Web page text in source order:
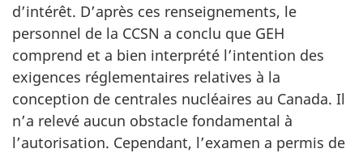
d’intérêt. D’après ces renseignements, le
personnel de la CCSN a conclu que GEH
comprend et a bien interprété l’intention des
exigences réglementaires relatives à la
conception de centrales nucléaires au Canada. Il
n’a relevé aucun obstacle fondamental à
l’autorisation. Cependant, l’examen a permis de